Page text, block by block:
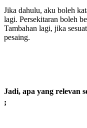
Jika dahulu, aku boleh
lagi. Persekitaran boleh
Tambahan lagi, jika
pesaing.
Jadi, apa yang relevan
;